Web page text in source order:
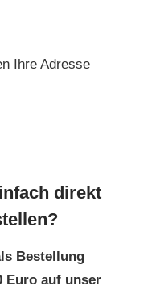
Ihre Adresse
direkt
Bestellung
Euro auf unser